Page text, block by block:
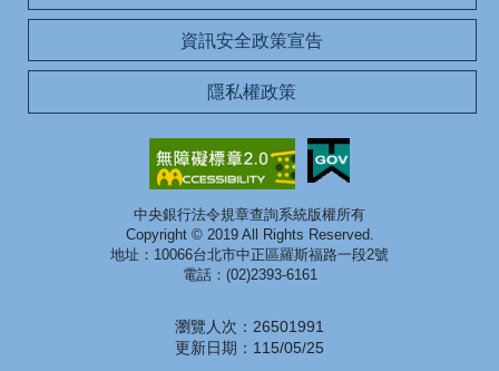
資訊安全政策宣告
隱私權政策
中央銀行法令規章查詢系統版權所有
Copyright © 2019 All Rights Reserved.
地址：10066台北市中正區羅斯福路一段2號
電話：(02)2393-6161
瀏覽人次：26501991
更新日期：115/05/25